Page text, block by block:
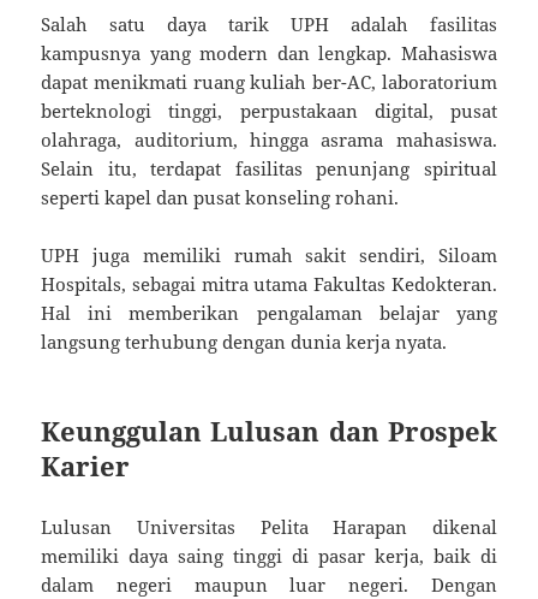
Salah satu daya tarik UPH adalah fasilitas
kampusnya yang modern dan lengkap. Mahasiswa
dapat menikmati ruang kuliah ber-AC, laboratorium
berteknologi tinggi, perpustakaan digital, pusat
olahraga, auditorium, hingga asrama mahasiswa.
Selain itu, terdapat fasilitas penunjang spiritual
seperti kapel dan pusat konseling rohani.
UPH juga memiliki rumah sakit sendiri, Siloam
Hospitals, sebagai mitra utama Fakultas Kedokteran.
Hal ini memberikan pengalaman belajar yang
langsung terhubung dengan dunia kerja nyata.
Keunggulan Lulusan dan Prospek
Karier
Lulusan Universitas Pelita Harapan dikenal
memiliki daya saing tinggi di pasar kerja, baik di
dalam negeri maupun luar negeri. Dengan